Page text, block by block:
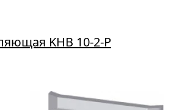
KHВ 10-2-P